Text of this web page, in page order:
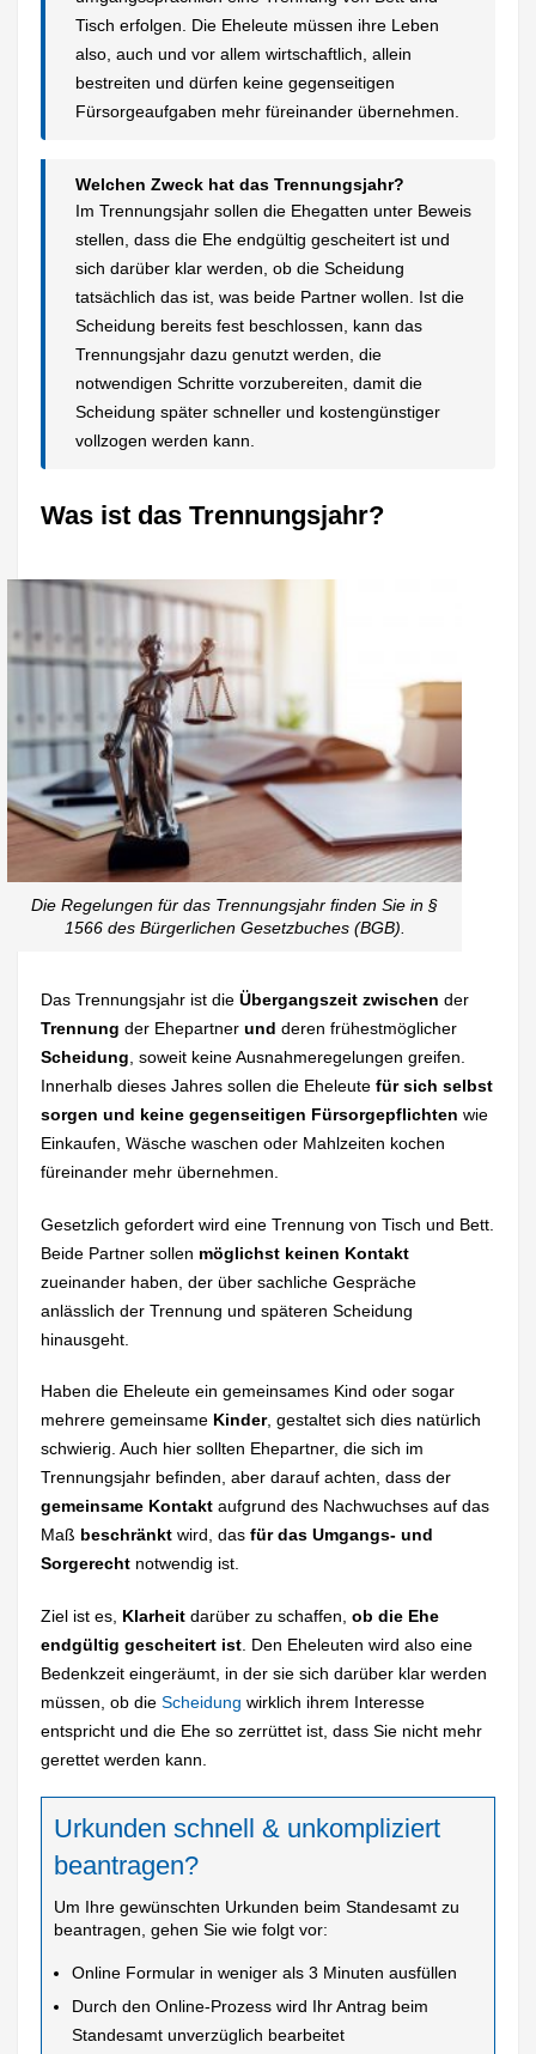
Tisch erfolgen. Die Eheleute müssen ihre Leben
also, auch und vor allem wirtschaftlich, allein
bestreiten und dürfen keine gegenseitigen
Fürsorgeaufgaben mehr füreinander übernehmen.
Welchen Zweck hat das Trennungsjahr?
Im Trennungsjahr sollen die Ehegatten unter Beweis
stellen, dass die Ehe endgültig gescheitert ist und
sich darüber klar werden, ob die Scheidung
tatsächlich das ist, was beide Partner wollen. Ist die
Scheidung bereits fest beschlossen, kann das
Trennungsjahr dazu genutzt werden, die
notwendigen Schritte vorzubereiten, damit die
Scheidung später schneller und kostengünstiger
vollzogen werden kann.
Was ist das Trennungsjahr?
Die Regelungen für das Trennungsjahr finden Sie in §
1566 des Bürgerlichen Gesetzbuches (BGB).
Das Trennungsjahr ist dieÜbergangszeit zwischen der
Trennungder Ehepartnerund deren frühestmöglicher
Scheidung , soweit keine Ausnahmeregelungen greifen.
Innerhalb dieses Jahres sollen die Eheleutefür sich selbst
sorgen und keine gegenseitigen Fürsorgepflichten wie
Einkaufen, Wäsche waschen oder Mahlzeiten kochen
füreinander mehr übernehmen.
Gesetzlich gefordert wird eine Trennung von Tisch und Bett.
Beide Partner sollen möglichst keinen Kontakt
zueinander haben, der über sachliche Gespräche
anlässlich der Trennung und späteren Scheidung
hinausgeht.
Haben die Eheleute ein gemeinsames Kind oder sogar
mehrere gemeinsame Kinder, gestaltet sich dies natürlich
schwierig. Auch hier sollten Ehepartner, die sich im
Trennungsjahr befinden, aber darauf achten, dass der
gemeinsame Kontakt aufgrund des Nachwuchses auf das
Maß beschränkt wird, dasfür das Umgangs- und
Sorgerecht notwendig ist.
Ziel ist es, Klarheitdarüber zu schaffen,ob die Ehe
endgültig gescheitert ist . Den Eheleuten wird also eine
Bedenkzeit eingeräumt, in der sie sich darüber klar werden
müssen, ob dieScheidung wirklich ihrem Interesse
entspricht und die Ehe so zerrüttet ist, dass Sie nicht mehr
gerettet werden kann.
Urkunden schnell & unkompliziert
beantragen?
Um Ihre gewünschten Urkunden beim Standesamt zu
beantragen, gehen Sie wie folgt vor:
Online Formular in weniger als 3 Minuten ausfüllen
Durch den Online-Prozess wird Ihr Antrag beim
Standesamt unverzüglich bearbeitet